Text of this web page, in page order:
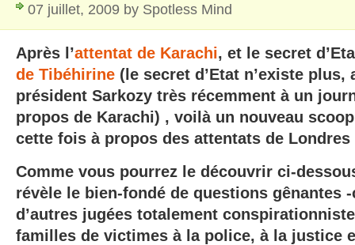
07 juillet, 2009 by Spotless Mind
Après l’attentat de Karachi, et le secret
de Tibéhirine (le secret d’Etat n’existe plus,
président Sarkozy très récemment à un
propos de Karachi) , voilà un nouveau
cette fois à propos des attentats de Londres
Comme vous pourrez le découvrir ci-
révèle le bien-fondé de questions gênantes
d’autres jugées totalement
familles de victimes à la police, à la justice